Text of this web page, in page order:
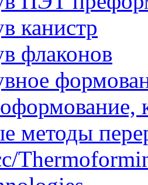
канистр
флаконов
методы